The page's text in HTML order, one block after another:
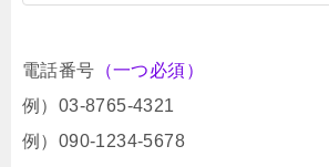
電話番号 （一つ必須）
例）03-8765-4321
例）090-1234-5678